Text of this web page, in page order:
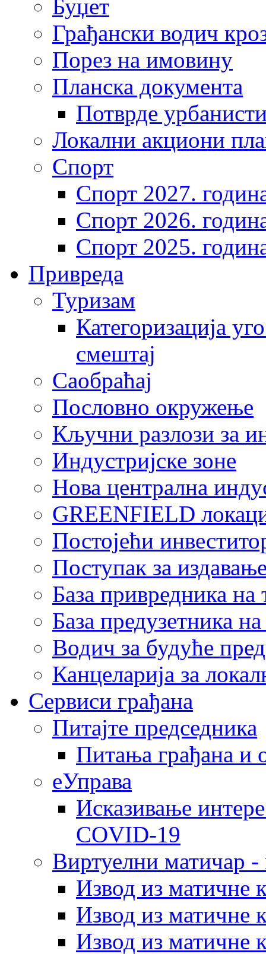
Буџет
Грађански водич
Порез на имовину
Планска документа
Потврде
Локални акциони
Спорт
Спорт 2027.
Спорт 2026.
Спорт 2025.
Привреда
Туризам
Категоризација
смештај
Саобраћај
Пословно окружење
Кључни разлози за
Индустријске зоне
Нова централна
GREENFIELD
Постојећи
Поступак за
База привредника
База предузетника
Водич за будуће
Канцеларија за
Сервиси грађана
Питајте председника
Питања грађана и
еУправа
Исказивање
COVID-19
Виртуелни матичар -
Извод из матичне
Извод из матичне
Извод из матичне